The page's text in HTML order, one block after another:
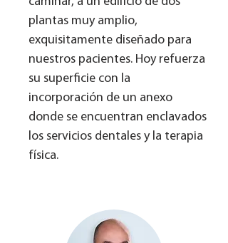
plantas muy amplio,
exquisitamente diseñado para
nuestros pacientes. Hoy refuerza
su superficie con la
incorporación de un anexo
donde se encuentran enclavados
los servicios dentales y la terapia
física.